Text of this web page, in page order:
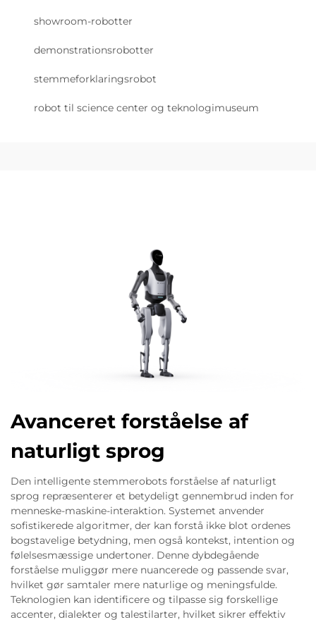
showroom-robotter
demonstrationsrobotter
stemmeforklaringsrobot
robot til science center og teknologimuseum
Avanceret forståelse af
naturligt sprog
Den intelligente stemmerobots forståelse af naturligt
sprog repræsenterer et betydeligt gennembrud inden for
menneske-maskine-interaktion. Systemet anvender
sofistikerede algoritmer, der kan forstå ikke blot ordenes
bogstavelige betydning, men også kontekst, intention og
følelsesmæssige undertoner. Denne dybdegående
forståelse muliggør mere nuancerede og passende svar,
hvilket gør samtaler mere naturlige og meningsfulde.
Teknologien kan identificere og tilpasse sig forskellige
accenter, dialekter og talestilarter, hvilket sikrer effektiv